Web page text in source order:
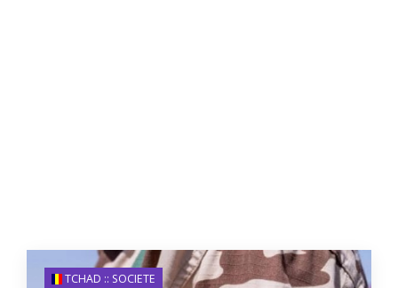
TCHAD :: SOCIETE